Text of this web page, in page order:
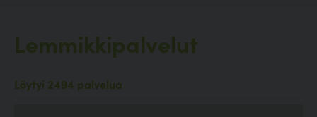
Lemmikkipalvelut
Löytyi 2494 palvelua